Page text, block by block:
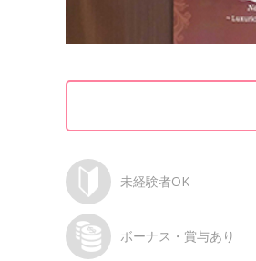
未経験者OK
ボーナス・賞与あり